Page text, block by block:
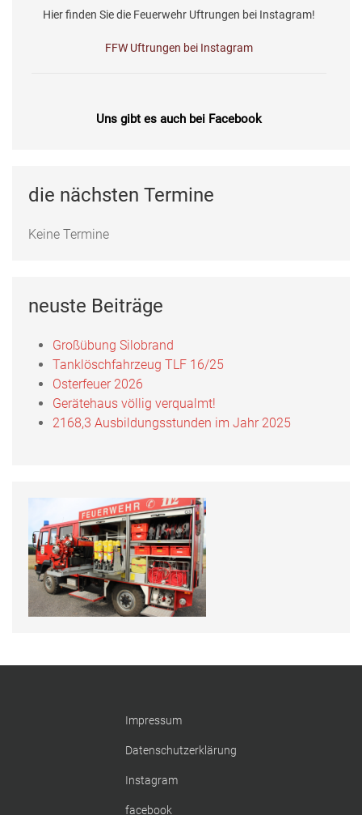
die nächsten Termine
Keine Termine
neuste Beiträge
Großübung Silobrand
Tanklöschfahrzeug TLF 16/25
Osterfeuer 2026
Gerätehaus völlig verqualmt!
2168,3 Ausbildungsstunden im Jahr 2025
Impressum
Datenschutzerklärung
Instagram
facebook